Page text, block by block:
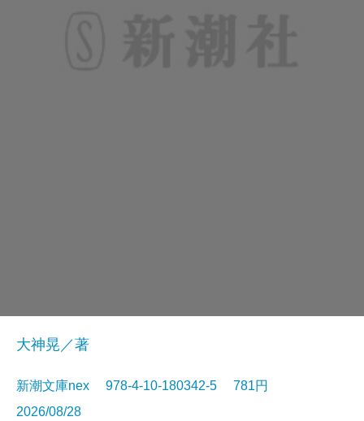
大神晃／著
新潮文庫nex 978-4-10-180342-5 781円
2026/08/28